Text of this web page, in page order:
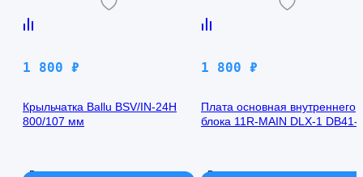
1 800 ₽
Крыльчатка Ballu BSV/IN-24H
800/107 мм
В наличии
1 800 ₽
Плата основная внутреннего
блока 11R-MAIN DLX-1 DB41-
В наличии